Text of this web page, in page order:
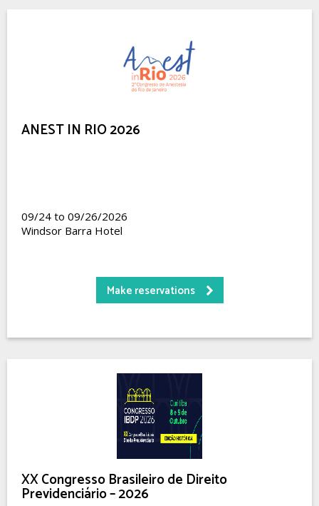
ANEST IN RIO 2026
09/24 to 09/26/2026
Windsor Barra Hotel
Make reservations
XX Congresso Brasileiro de Direito
Previdenciário – 2026